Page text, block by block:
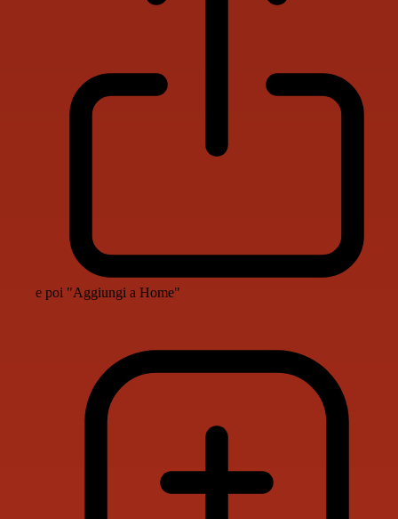
e poi "Aggiungi a Home"